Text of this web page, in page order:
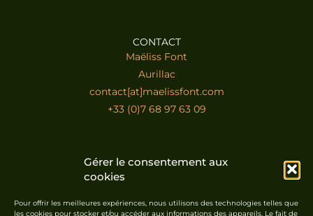
Gérer le consentement aux
cookies
Pour offrir les meilleures expériences, nous utilisons des technologies telles que
les cookies pour stocker et/ou accéder aux informations des appareils. Le fait de
CONTACT
Maëliss Font
Aurillac
contact[at]maelissfont.com
+33 (0)7 68 97 63 09
Portfolio